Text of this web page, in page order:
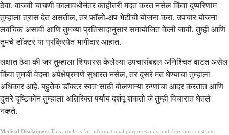
ठेवा. वाजवी चाचणी कालावधीनंतर काहीतरी मदत करत नसेल किंवा दुष्परिणाम
तुम्हाला त्रास देत असतील, तर फॉलो-अप भेटीची योजना करा. उपचार योजना
लवचिक असावी आणि तुमच्या प्रतिसादानुसार समायोजित केली जावी. तुम्ही आणि
तुमचे डॉक्टर या प्रक्रियेत भागीदार आहात.
लक्षात ठेवा की जर तुम्हाला शिफारस केलेल्या उपचारांबद्दल अनिश्चित वाटत असेल
किंवा तुमची वेदना अपेक्षेप्रमाणे सुधारत नसेल, तर दुसरे मत घेण्याचा तुम्हाला
अधिकार आहे. बहुतेक डॉक्टर स्वतःसाठी बोलणाऱ्या रुग्णांचा आदर करतात आणि
दुसरे दृष्टिकोन तुम्हाला अतिरिक्त पर्याय दर्शवू शकतो जे तुम्ही विचारात घेतले
नव्हते.
Medical Disclaimer: This article is for informational purposes only and does not constitute